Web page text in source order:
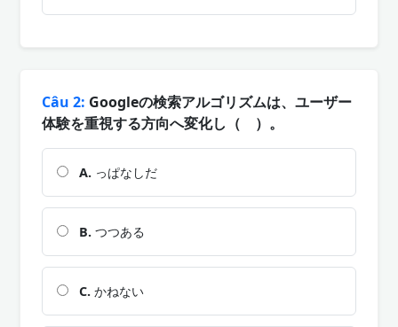
Câu 2: Googleの検索アルゴリズムは、ユーザー
体験を重視する方向へ変化し（ ）。
A. っぱなしだ
B. つつある
C. かねない